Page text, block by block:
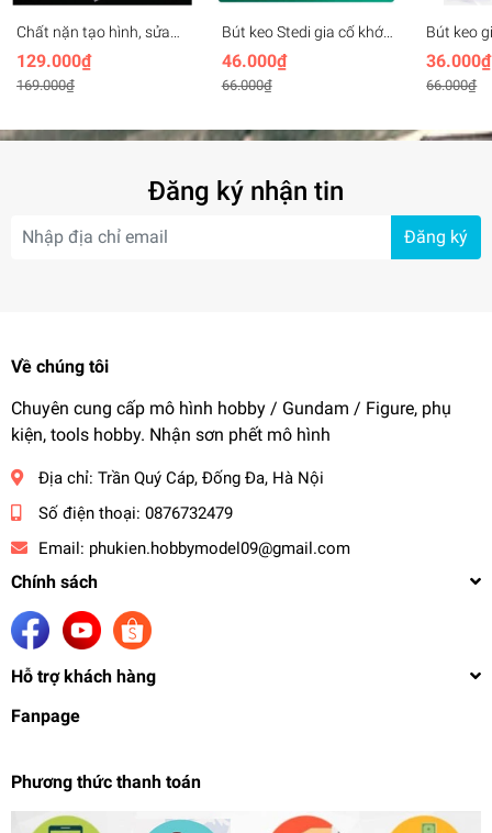
Chất nặn tạo hình, sửa
custom mô hình Epoxy
Putty AB SNDME
129.000₫
169.000₫
Bút keo Stedi gia cố khớp
tăng cường fix khớp mô
hình joint reinforcement
glue
46.000₫
66.000₫
Bút keo
cường
joint
pen
36.000₫
66.000₫
Đăng ký nhận tin
Đăng ký
Về chúng tôi
Chuyên cung cấp mô hình hobby / Gundam / Figure, phụ
kiện, tools hobby. Nhận sơn phết mô hình
Địa chỉ: Trần Quý Cáp, Đống Đa, Hà Nội
Số điện thoại: 0876732479
Email: phukien.hobbymodel09@gmail.com
Chính sách
Hỗ trợ khách hàng
Fanpage
Phương thức thanh toán